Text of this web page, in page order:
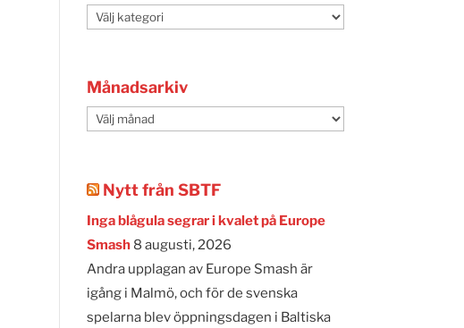
Kategorier
Månadsarkiv
Månadsarkiv
Nytt från SBTF
Inga blågula segrar i kvalet på Europe
Smash 8 augusti, 2026
Andra upplagan av Europe Smash är
igång i Malmö, och för de svenska
spelarna blev öppningsdagen i Baltiska